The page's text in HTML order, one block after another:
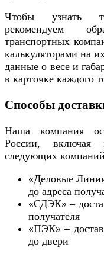
Чтобы узнать
рекомендуем
транспортных
калькуляторами на
данные о весе и
в карточке каждого
Способы
Наша компания
России,
следующих
«Деловые
до адреса
«СДЭК» –
получателя
«ПЭК» –
до двери